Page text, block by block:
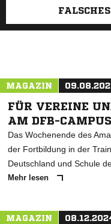
MAGAZIN
FÜR VEREINE
AM DFB-
Das Wochenende des
der Fortbildung in der
Deutschland und Schule
Mehr lesen
MAGAZIN